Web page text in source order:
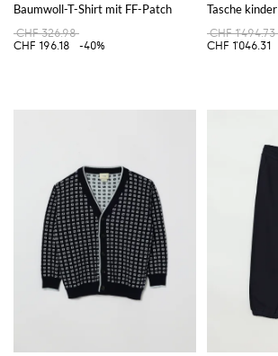
Baumwoll-T-Shirt mit FF-Patch
CHF 326.98
CHF 196.18
-40%
Tasche kinder
CHF 1'494.73
CHF 1'046.31